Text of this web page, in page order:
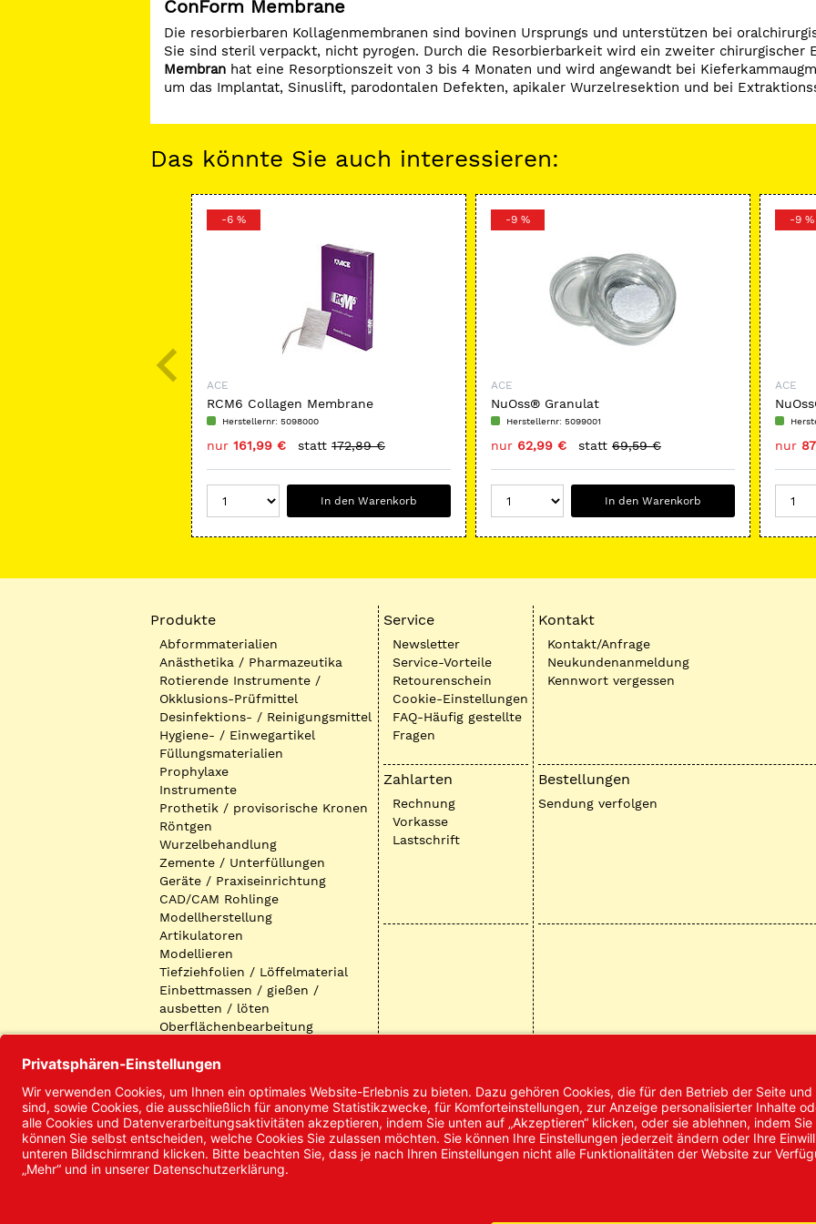
ConForm Membrane
Die resorbierbaren Kollagenmembranen sind bovinen Ursprungs und unterstützen bei
Sie sind steril verpackt, nicht pyrogen. Durch die Resorbierbarkeit wird ein zweiter chirurgischer
Membran hat eine Resorptionszeit von 3 bis 4 Monaten und wird angewandt bei
um das Implantat, Sinuslift, parodontalen Defekten, apikaler Wurzelresektion und bei
Das könnte Sie auch interessieren:
-6 %
ACE
RCM6 Collagen Membrane
Herstellernr: 5098000
nur 161,99 € statt 172,89 €
In den Warenkorb
-9 %
ACE
NuOss® Granulat
Herstellernr: 5099001
nur 62,99 € statt 69,59 €
In den Warenkorb
-9 %
ACE
nur
Produkte
Abformmaterialien
Anästhetika / Pharmazeutika
Rotierende Instrumente /
Okklusions-Prüfmittel
Desinfektions- / Reinigungsmittel
Hygiene- / Einwegartikel
Füllungsmaterialien
Prophylaxe
Instrumente
Prothetik / provisorische Kronen
Röntgen
Wurzelbehandlung
Zemente / Unterfüllungen
Geräte / Praxiseinrichtung
CAD/CAM Rohlinge
Modellherstellung
Artikulatoren
Modellieren
Tiefziehfolien / Löffelmaterial
Einbettmassen / gießen /
ausbetten / löten
Oberflächenbearbeitung
Verblendmaterialien
Kieferorthopädie /
Klammerdrähte
Verschiedenes (Labor)
Service
Newsletter
Service-Vorteile
Retourenschein
Cookie-Einstellungen
FAQ-Häufig gestellte
Fragen
Zahlarten
Rechnung
Vorkasse
Lastschrift
Kontakt
Kontakt/Anfrage
Neukundenanmeldung
Kennwort vergessen
Bestellungen
Sendung verfolgen